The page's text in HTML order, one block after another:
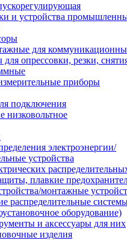
и устройства
для
опрессовки, резки,
приборы
подключения
низковольтное
электроэнергии/
устройства
плавкие
монтажные
распределительные
оборудование)
и аксессуары для них
изделия